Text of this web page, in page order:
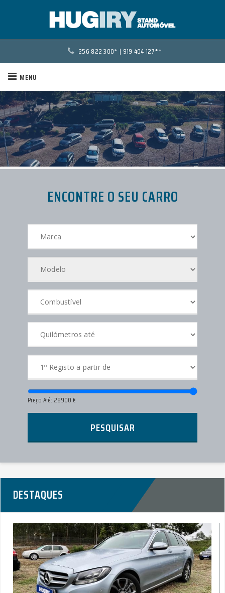
256 822 300* | 919 404 127**
MENU
ENCONTRE O SEU CARRO
Preço Até: 28900€
PESQUISAR
DESTAQUES